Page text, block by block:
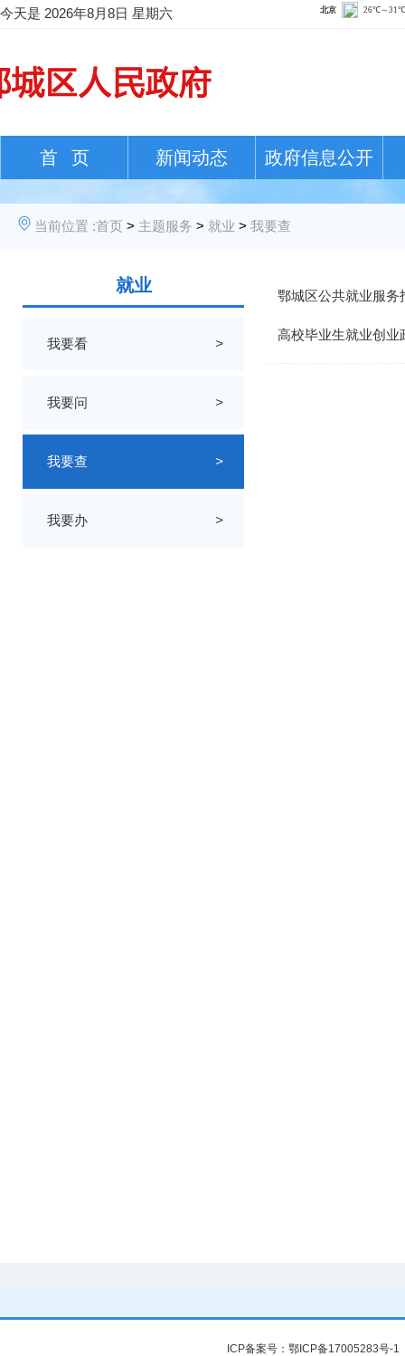
今天是 2026年8月8日 星期六
首 页 新闻动态 政府信息公开
当前位置 :首页 > 主题服务 > 就业 > 我要查
就业
我要看 >
我要问 >
我要查 >
我要办 >
鄂城区公共就业服务
高校毕业生就业创业
ICP备案号： 鄂ICP备17005283号-1